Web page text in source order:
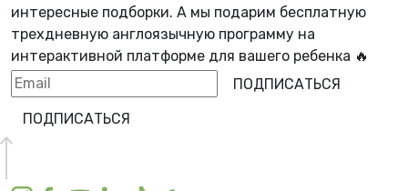
интересные подборки. А мы подарим бесплатную
трехдневную англоязычную программу на
интерактивной платформе для вашего ребенка 🔥
ПОДПИСАТЬСЯ
ПОДПИСАТЬСЯ